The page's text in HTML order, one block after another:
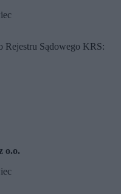
Rejestru Sądowego KRS:
o.o.